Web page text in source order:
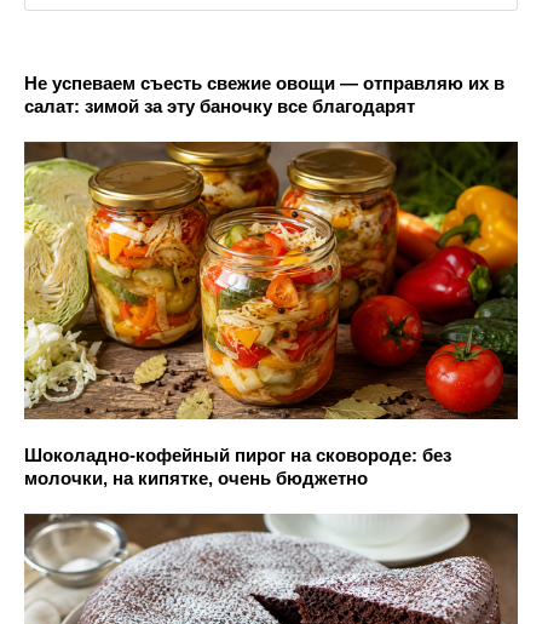
Не успеваем съесть свежие овощи — отправляю их в
салат: зимой за эту баночку все благодарят
Шоколадно-кофейный пирог на сковороде: без
молочки, на кипятке, очень бюджетно